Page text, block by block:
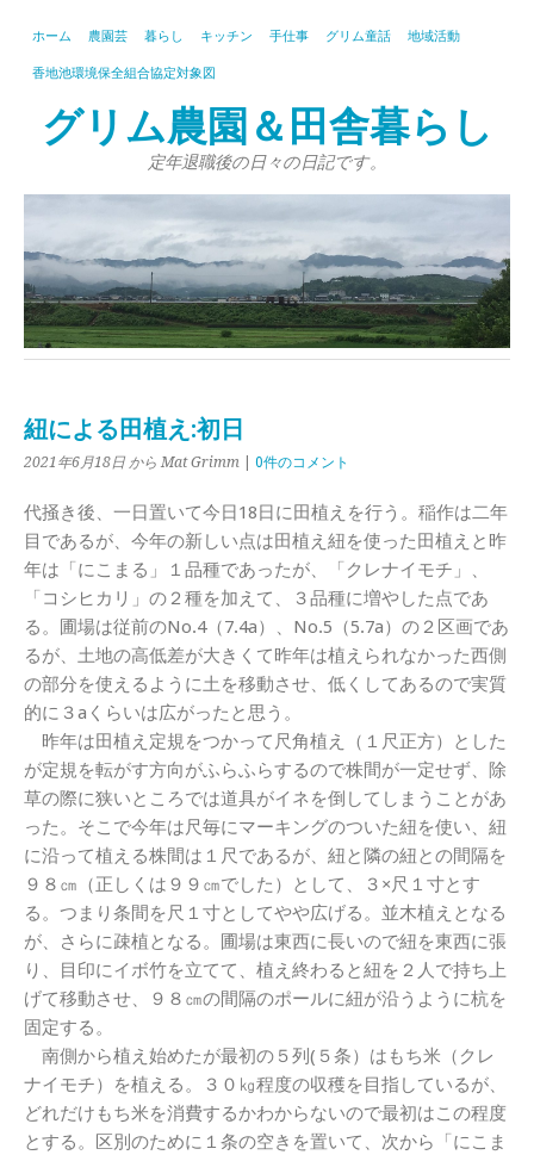
ホーム 農園芸 暮らし キッチン 手仕事 グリム童話 地域活動
香地池環境保全組合協定対象図
グリム農園＆田舎暮らし
定年退職後の日々の日記です。
紐による田植え:初日
2021年6月18日 から Mat Grimm 0件のコメント
代掻き後、一日置いて今日18日に田植えを行う。稲作は二年
目であるが、今年の新しい点は田植え紐を使った田植えと昨
年は「にこまる」１品種であったが、「クレナイモチ」、
「コシヒカリ」の２種を加えて、３品種に増やした点であ
る。圃場は従前のNo.4（7.4a）、No.5（5.7a）の２区画であ
るが、土地の高低差が大きくて昨年は植えられなかった西側
の部分を使えるように土を移動させ、低くしてあるので実質
的に３aくらいは広がったと思う。
昨年は田植え定規をつかって尺角植え（１尺正方）とした
が定規を転がす方向がふらふらするので株間が一定せず、除
草の際に狭いところでは道具がイネを倒してしまうことがあ
った。そこで今年は尺毎にマーキングのついた紐を使い、紐
に沿って植える株間は１尺であるが、紐と隣の紐との間隔を
９８㎝（正しくは９９㎝でした）として、３×尺１寸とす
る。つまり条間を尺１寸としてやや広げる。並木植えとなる
が、さらに疎植となる。圃場は東西に長いので紐を東西に張
り、目印にイボ竹を立てて、植え終わると紐を２人で持ち上
げて移動させ、９８㎝の間隔のポールに紐が沿うように杭を
固定する。
南側から植え始めたが最初の５列(５条）はもち米（クレ
ナイモチ）を植える。３０㎏程度の収穫を目指しているが、
どれだけもち米を消費するかわからないので最初はこの程度
とする。区別のために１条の空きを置いて、次から「にこま